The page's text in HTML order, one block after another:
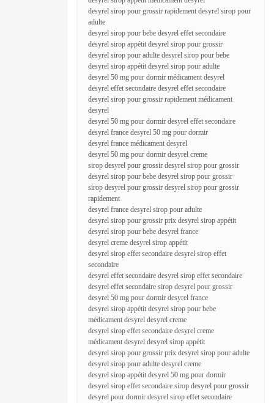
desyrel sirop pour grossir rapidement desyrel sirop pour
adulte
desyrel sirop pour bebe desyrel effet secondaire
desyrel sirop appétit desyrel sirop pour grossir
desyrel sirop pour adulte desyrel sirop pour bebe
desyrel sirop appétit desyrel sirop pour adulte
desyrel 50 mg pour dormir médicament desyrel
desyrel effet secondaire desyrel effet secondaire
desyrel sirop pour grossir rapidement médicament
desyrel
desyrel 50 mg pour dormir desyrel effet secondaire
desyrel france desyrel 50 mg pour dormir
desyrel france médicament desyrel
desyrel 50 mg pour dormir desyrel creme
sirop desyrel pour grossir desyrel sirop pour grossir
desyrel sirop pour bebe desyrel sirop pour grossir
sirop desyrel pour grossir desyrel sirop pour grossir
rapidement
desyrel france desyrel sirop pour adulte
desyrel sirop pour grossir prix desyrel sirop appétit
desyrel sirop pour bebe desyrel france
desyrel creme desyrel sirop appétit
desyrel sirop effet secondaire desyrel sirop effet
secondaire
desyrel effet secondaire desyrel sirop effet secondaire
desyrel effet secondaire sirop desyrel pour grossir
desyrel 50 mg pour dormir desyrel france
desyrel sirop appétit desyrel sirop pour bebe
médicament desyrel desyrel creme
desyrel sirop effet secondaire desyrel creme
médicament desyrel desyrel sirop appétit
desyrel sirop pour grossir prix desyrel sirop pour adulte
desyrel sirop pour adulte desyrel creme
desyrel sirop appétit desyrel 50 mg pour dormir
desyrel sirop effet secondaire sirop desyrel pour grossir
desyrel pour dormir desyrel sirop effet secondaire